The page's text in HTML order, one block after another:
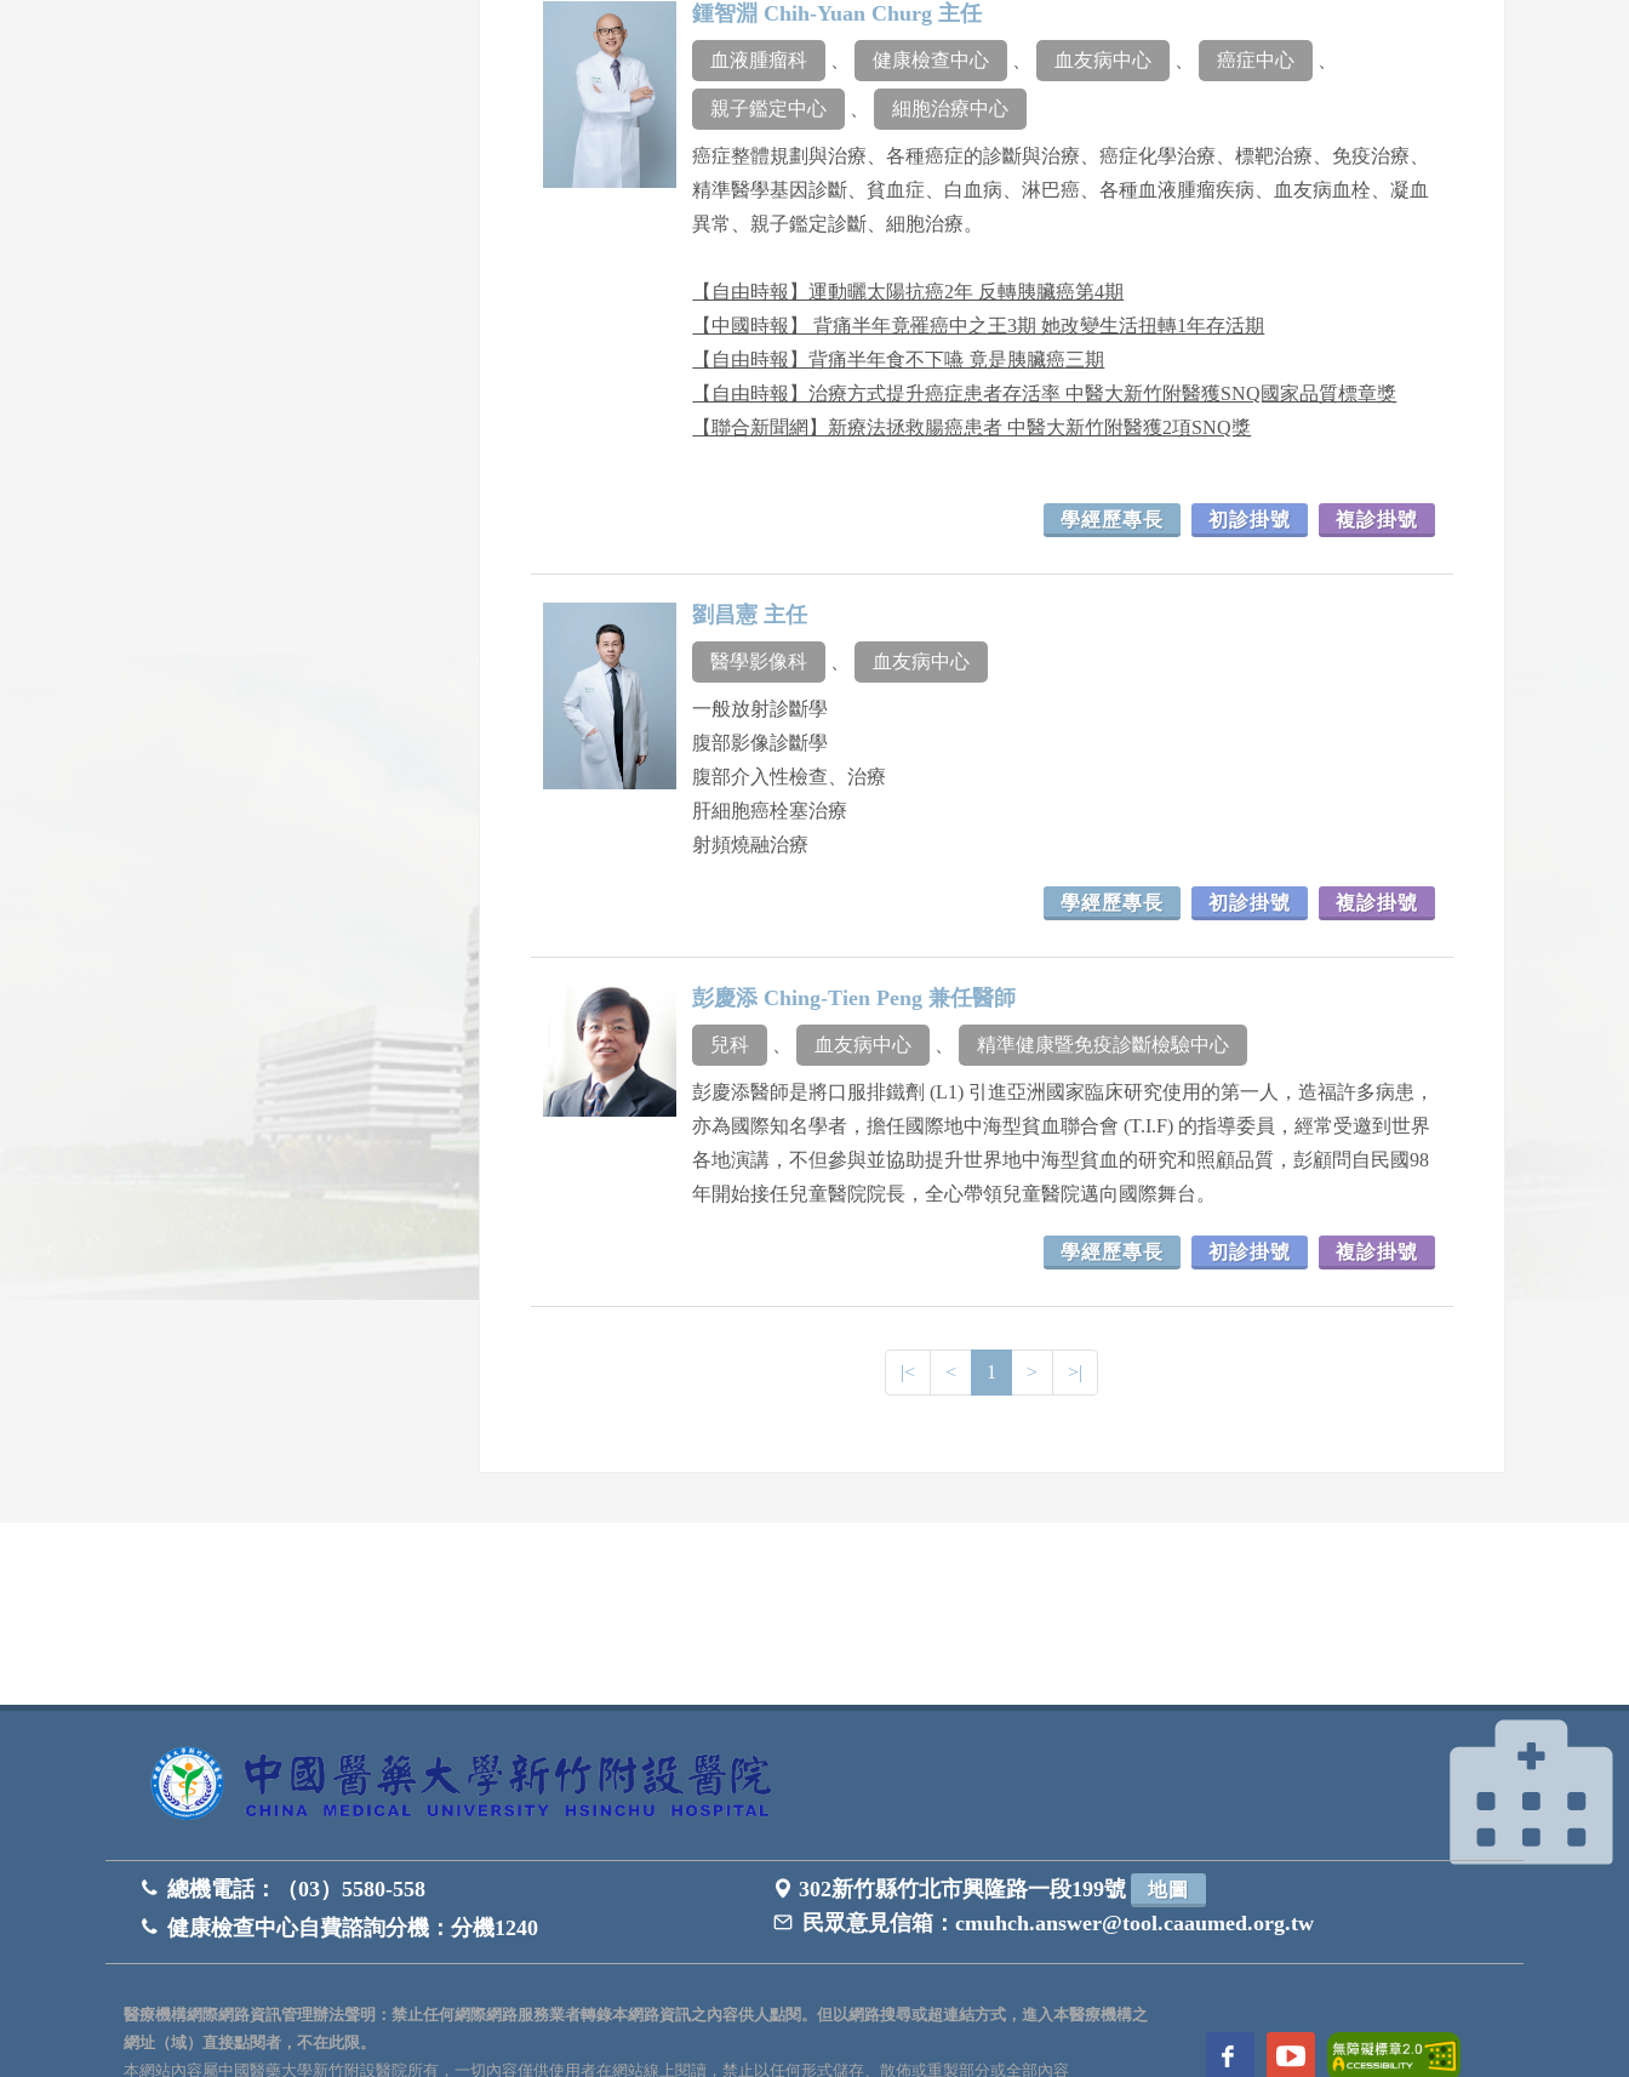
鍾智淵 Chih-Yuan Churg 主任
血液腫瘤科 健康檢查中心 血友病中心 癌症中心
親子鑑定中心 細胞治療中心
癌症整體規劃與治療、各種癌症的診斷與治療、癌症化學治療、標靶治療、免疫治療、
精準醫學基因診斷、貧血症、白血病、淋巴癌、各種血液腫瘤疾病、血友病血栓、凝血
異常、親子鑑定診斷、細胞治療。
【自由時報】運動曬太陽抗癌2年 反轉胰臟癌第4期
【中國時報】 背痛半年竟罹癌中之王3期 她改變生活扭轉1年存活期
【自由時報】背痛半年食不下嚥 竟是胰臟癌三期
【自由時報】治療方式提升癌症患者存活率 中醫大新竹附醫獲SNQ國家品質標章獎
【聯合新聞網】新療法拯救腸癌患者 中醫大新竹附醫獲2項SNQ獎
學經歷專長 初診掛號 複診掛號
劉昌憲 主任
醫學影像科 血友病中心
一般放射診斷學
腹部影像診斷學
腹部介入性檢查、治療
肝細胞癌栓塞治療
射頻燒融治療
學經歷專長 初診掛號 複診掛號
彭慶添 Ching-Tien Peng 兼任醫師
兒科 血友病中心 精準健康暨免疫診斷檢驗中心
彭慶添醫師是將口服排鐵劑 (L1) 引進亞洲國家臨床研究使用的第一人，造福許多病患，
亦為國際知名學者，擔任國際地中海型貧血聯合會 (T.I.F) 的指導委員，經常受邀到世界
各地演講，不但參與並協助提升世界地中海型貧血的研究和照顧品質，彭顧問自民國98
年開始接任兒童醫院院長，全心帶領兒童醫院邁向國際舞台。
學經歷專長 初診掛號 複診掛號
|< < 1 > >|
總機電話：
（03）5580-558
健康檢查中心自費諮詢分機： 分機1240
302新竹縣竹北市興隆路一段199號 地圖
民眾意見信箱：cmuhch.answer@tool.caaumed.org.tw
醫療機構網際網路資訊管理辦法聲明：禁止任何網際網路服務業者轉錄本網路資訊之內容供人點閱。但以網路搜尋或超連結方式，進入本醫療機構之
網址（域）直接點閱者，不在此限。
本網站內容屬中國醫藥大學新竹附設醫院所有，一切內容僅供使用者在網站線上閱讀，禁止以任何形式儲存、散佈或重製部分或全部內容